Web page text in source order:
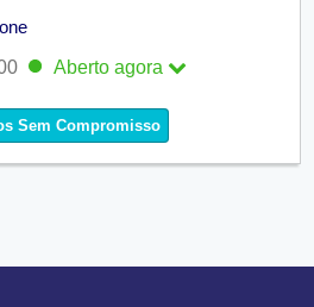
Aberto agora
Abertoagora
Sem Compromisso